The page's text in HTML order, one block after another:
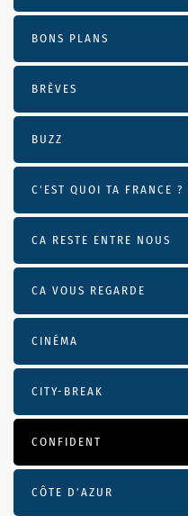
BONS PLANS
BRÈVES
BUZZ
C'EST QUOI TA FRANCE ?
CA RESTE ENTRE NOUS
CA VOUS REGARDE
CINÉMA
CITY-BREAK
CONFIDENT
CÔTE D’AZUR